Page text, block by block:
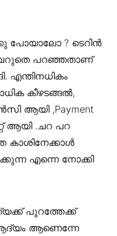
പോയാലോ ? ടെറിൻ
വെറുതെ പറഞ്ഞതാണ്
എന്തിനധികം
കീഴടങ്ങൽ,
ആയി ,Payment
ആയി .ചറ പറ
എന്നെ നോക്കി
പുറത്തേക്ക്
ആണെന്നേ